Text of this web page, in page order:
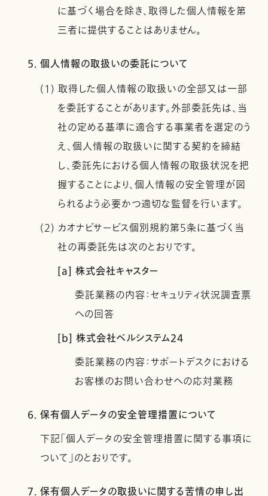
に基づく場合を除き、取得した個人情報を第
三者に提供することはありません。
5. 個人情報の取扱いの委託について
(1) 取得した個人情報の取扱いの全部又は一部
を委託することがあります。外部委託先は、当
社の定める基準に適合する事業者を選定のう
え、個人情報の取扱いに関する契約を締結
し、委託先における個人情報の取扱状況を把
握することにより、個人情報の安全管理が図
られるよう必要かつ適切な監督を行います。
(2) カオナビサービス個別規約第5条に基づく当
社の再委託先は次のとおりです。
[a] 株式会社キャスター
委託業務の内容：セキュリティ状況調査票
への回答
[b] 株式会社ベルシステム24
委託業務の内容：サポートデスクにおける
お客様のお問い合わせへの応対業務
6. 保有個人データの安全管理措置について
下記「個人データの安全管理措置に関する事項に
ついて」のとおりです。
7. 保有個人データの取扱いに関する苦情の申し出